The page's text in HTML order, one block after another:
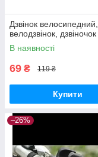
Дзвінок велосипедний,
велодзвінок, дзвіночок
В наявності
69 ₴ 119 ₴
Купити
–26%